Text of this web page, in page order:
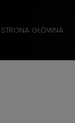
STRONA GŁÓWNA